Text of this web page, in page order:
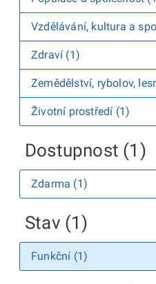
Vzdělávání, kultura a
Zdraví (1)
Zemědělství, rybolov,
Životní prostředí (1)
Dostupnost (1)
Zdarma (1)
Stav (1)
Funkční (1)